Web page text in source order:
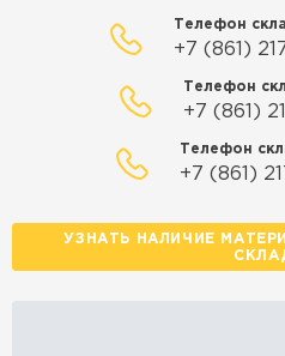
Телефон
+7 (861)
Телефон
+7 (861)
Телефон
+7 (861)
УЗНАТЬ НАЛИЧИЕ